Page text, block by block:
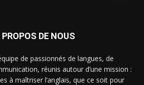
DE NOUS
de passionnés de langues, de
réunis autour d’une mission :
à maîtriser l’anglais, que ce soit pour